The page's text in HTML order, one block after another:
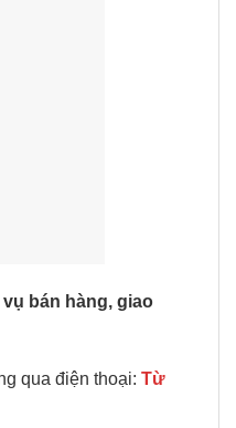
bán hàng, giao
qua điện thoại: Từ